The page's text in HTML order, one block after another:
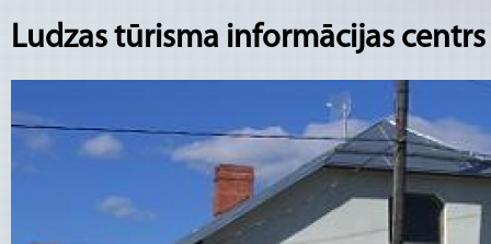
Ludzas tūrisma informācijas centrs